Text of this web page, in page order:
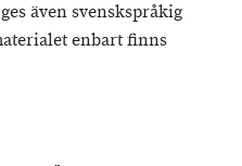
även svenskspråkig
enbart finns